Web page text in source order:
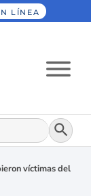
LÍNEA
Botón
víctimas del